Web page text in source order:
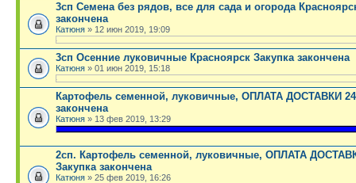
3сп Семена без рядов, все для сада и огорода
закончена
Катюня » 12 июн 2019, 19:09
3сп Осенние луковичные Красноярск Закупка закончена
Катюня » 01 июн 2019, 15:18
Картофель семенной, луковичные, ОПЛАТА ДОСТАВКИ
закончена
Катюня » 13 фев 2019, 13:29
2сп. Картофель семенной, луковичные, ОПЛАТА
Закупка закончена
Катюня » 25 фев 2019, 16:26